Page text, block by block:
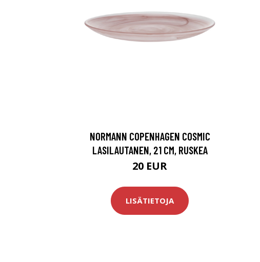
NORMANN COPENHAGEN COSMIC
LASILAUTANEN, 21 CM, RUSKEA
20 EUR
LISÄTIETOJA